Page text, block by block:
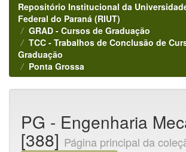
Repositório Institucional da
Federal do Paraná (RIUT)
GRAD - Cursos de Graduação
TCC - Trabalhos de Conclusão de
Graduação
Ponta Grossa
PG - Engenharia
[388] Página principal da